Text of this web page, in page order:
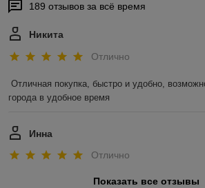
189 отзывов за всё время
Никита
Отлично
Отличная покупка, быстро и удобно,
города в удобное время
Инна
Отлично
Показать все отзывы